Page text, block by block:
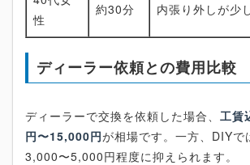
性
約30分 内張り外しが少
ディーラー依頼との費用比較
ディーラーで交換を依頼した場合、 工賃
円〜15,000円が相場です。一方、DIYで
3,000〜5,000円程度に抑えられます。